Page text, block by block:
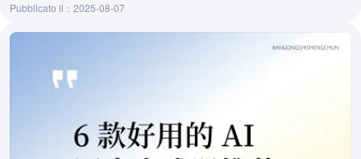
Pubblicato il：2025-08-07